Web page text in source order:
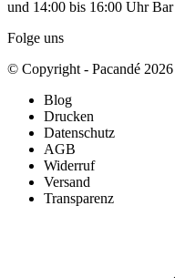
und 14:00 bis 16:00 Uhr
Folge uns
© Copyright - Pacandé
Blog
Drucken
Datenschutz
AGB
Widerruf
Versand
Transparenz